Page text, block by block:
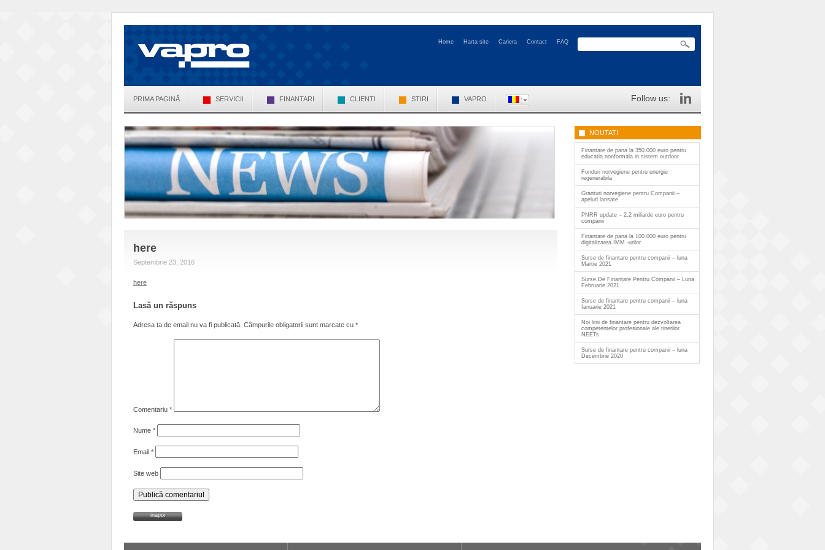
Home Harta site Cariera Contact FAQ
PRIMA PAGINĂ SERVICII FINANTARI CLIENTI STIRI VAPRO Follow us:
here
Septembrie 23, 2016
here
Lasă un răspuns
Adresa ta de email nu va fi publicată. Câmpurile obligatorii sunt marcate cu *
Comentariu *
Nume *
Email *
Site web
inapoi
NOUTATI
Finantare de pana la 350.000 euro pentru
educatia nonformala in sistem outdoor
Fonduri norvegiene pentru energie
regenerabila
Granturi norvegiene pentru Companii –
apeluri lansate
PNRR update – 2.2 miliarde euro pentru
companii
Finantare de pana la 100.000 euro pentru
digitalizarea IMM -urilor
Surse de finantare pentru companii – luna
Martie 2021
Surse De Finantare Pentru Companii – Luna
Februarie 2021
Surse de finantare pentru companii – luna
Ianuarie 2021
Noi linii de finantare pentru dezvoltarea
competentelor profesionale ale tinerilor
NEETs
Surse de finantare pentru companii – luna
Decembrie 2020